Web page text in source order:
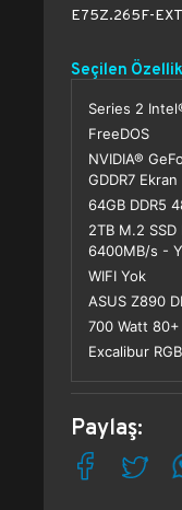
E75Z.265F-
Seçilen
Series 2
FreeDOS
NVIDIA®
GDDR7 Ekran
64GB DDR5
2TB M.2
6400MB/s -
WIFI Yok
ASUS Z890
700 Watt
Excalibur
Paylaş: